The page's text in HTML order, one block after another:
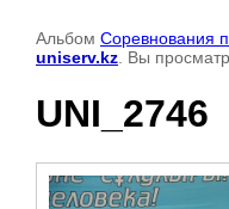
Альбом Соревнования
uniserv.kz . Вы
UNI_2746